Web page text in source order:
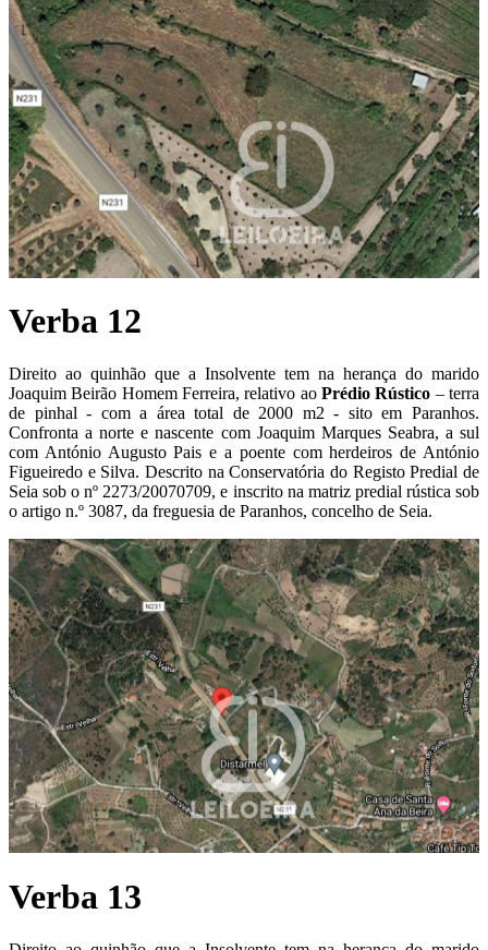
Verba 12
Direito ao quinhão que a Insolvente tem na herança do marido
Joaquim Beirão Homem Ferreira, relativo ao Prédio Rústico – terra
de pinhal - com a área total de 2000 m2 - sito em Paranhos.
Confronta a norte e nascente com Joaquim Marques Seabra, a sul
com António Augusto Pais e a poente com herdeiros de António
Figueiredo e Silva. Descrito na Conservatória do Registo Predial de
Seia sob o nº 2273/20070709, e inscrito na matriz predial rústica sob
o artigo n.º 3087, da freguesia de Paranhos, concelho de Seia.
Verba 13